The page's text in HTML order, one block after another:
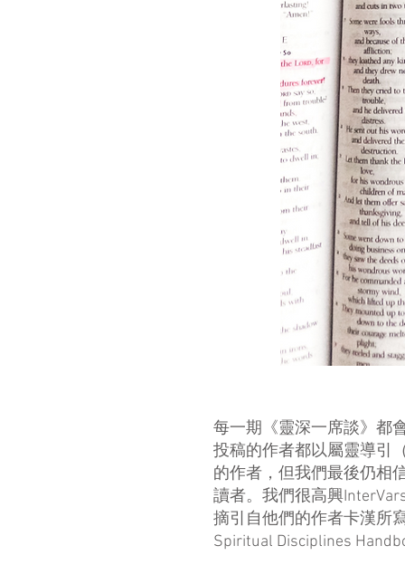
每一期《靈深一席談》都
投稿的作者都以屬靈導引
的作者，但我們最後仍相
讀者。我們很高興
摘引自他們的作者卡漢所
Spiritual Disciplines